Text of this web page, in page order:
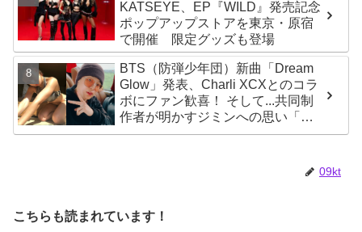
KATSEYE、EP『WILD』発売記念
ポップアップストアを東京・原宿
で開催 限定グッズも登場
BTS（防弾少年団）新曲「Dream
Glow」発表、Charli XCXとのコラ
ボにファン歓喜！ そして...共同制
作者が明かすジミンへの思い「彼
の夢、そして彼の絶望から生まれ
09kt
こちらも読まれています！